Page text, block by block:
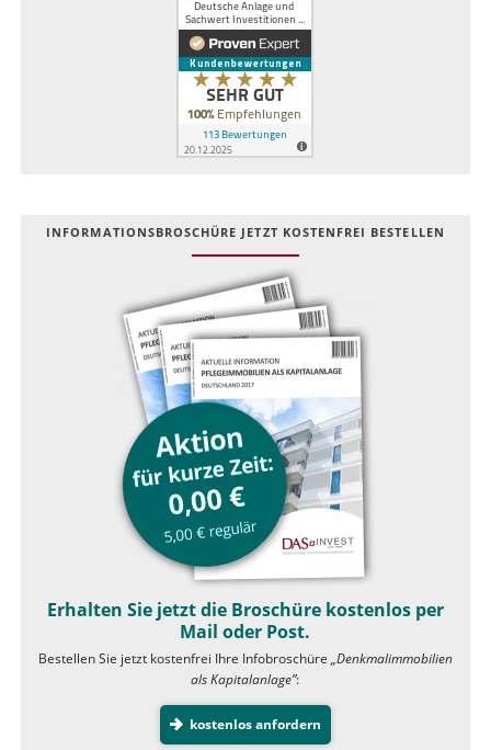
INFOR­MATIONS­BROSCHÜRE JETZT KOSTEN­FREI BESTELLEN
Erhalten Sie jetzt die Broschüre kostenlos per
Mail oder Post.
Bestellen Sie jetzt kostenfrei Ihre Infobroschüre „Denkmalimmobilien
als Kapitalanlage”:
kostenlos anfordern